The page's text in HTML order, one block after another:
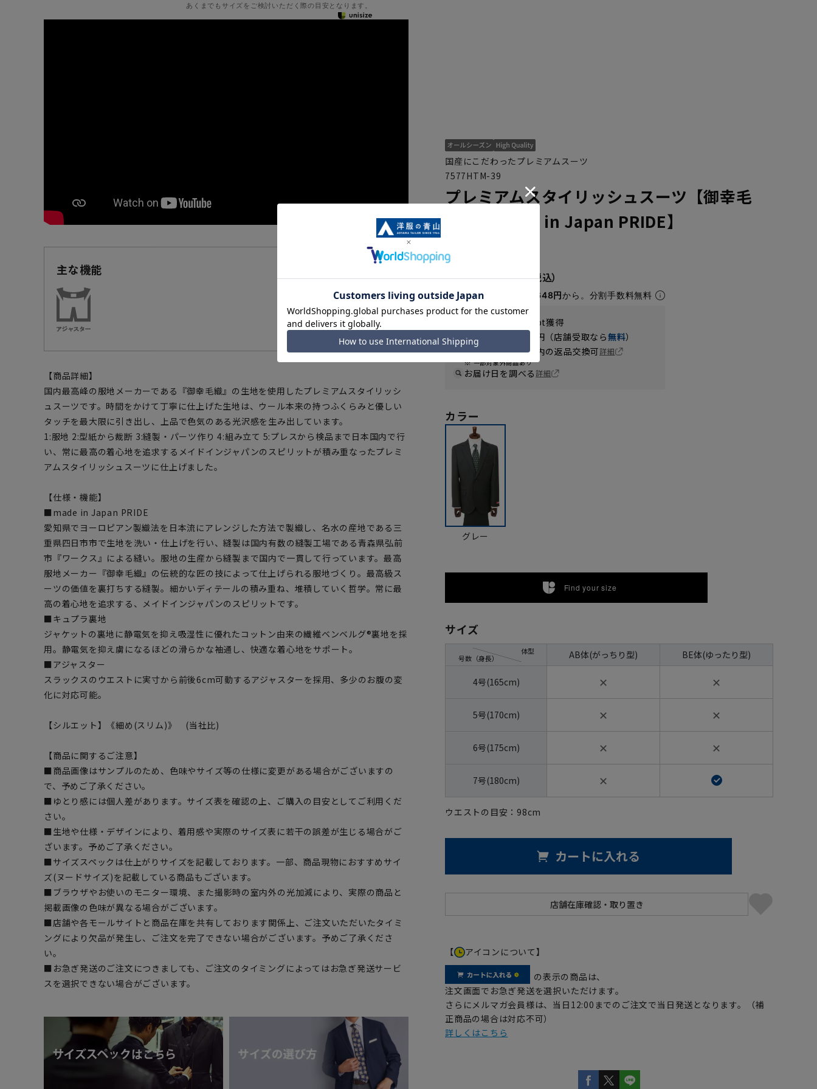
あくまでもサイズをご検討いただく際の目安となります。
主な機能
【商品詳細】
国内最高峰の服地メーカーである『御幸毛織』の生地を使用したプレミアムスタイリッシ
ュスーツです。時間をかけて丁寧に仕上げた生地は、ウール本来の持つふくらみと優しい
タッチを最大限に引き出し、上品で色気のある光沢感を生み出しています。
1:服地 2:型紙から裁断 3:縫製・パーツ作り 4:組み立て 5:プレスから検品まで日本国内で行
い、常に最高の着心地を追求するメイドインジャパンのスピリットが積み重なったプレミ
アムスタイリッシュスーツに仕上げました。
【仕様・機能】
■made in Japan PRIDE
愛知県でヨーロピアン製織法を日本流にアレンジした方法で製織し、名水の産地である三
重県四日市市で生地を洗い・仕上げを行い、縫製は国内有数の縫製工場である青森県弘前
市『ワークス』による縫い。服地の生産から縫製まで国内で一貫して行っています。最高
服地メーカー『御幸毛織』の伝統的な匠の技によって仕上げられる服地づくり。最高級ス
ーツの価値を裏打ちする縫製。細かいディテールの積み重ね、堆積していく哲学。常に最
高の着心地を追求する、メイドインジャパンのスピリットです。
■キュプラ裏地
ジャケットの裏地に静電気を抑え吸湿性に優れたコットン由来の繊維ベンベルグ®裏地を採
用。静電気を抑え虜になるほどの滑らかな袖通し、快適な着心地をサポート。
■アジャスター
スラックスのウエストに実寸から前後6cm可動するアジャスターを採用、多少のお腹の変
化に対応可能。
【シルエット】《細め(スリム)》 (当社比)
【商品に関するご注意】
■商品画像はサンプルのため、色味やサイズ等の仕様に変更がある場合がございますの
で、予めご了承ください。
■ゆとり感には個人差があります。サイズ表を確認の上、ご購入の目安としてご利用くだ
さい。
■生地や仕様・デザインにより、着用感や実際のサイズ表に若干の誤差が生じる場合がご
ざいます。予めご了承ください。
■サイズスペックは仕上がりサイズを記載しております。一部、商品現物におすすめサイ
ズ(ヌードサイズ)を記載している商品もございます。
■ブラウザやお使いのモニター環境、また撮影時の室内外の光加減により、実際の商品と
掲載画像の色味が異なる場合がございます。
■店舗や各モールサイトと商品在庫を共有しております関係上、ご注文いただいたタイミ
ングにより欠品が発生し、ご注文を完了できない場合がございます。予めご了承くださ
い。
■お急ぎ発送のご注文につきましても、ご注文のタイミングによってはお急ぎ発送サービ
スを選択できない場合がございます。
国産にこだわったプレミアムスーツ
7577HTM-39
プレミアムスタイリッシュスーツ【御幸毛
織】【made in Japan PRIDE】
87,890円
月々14,648円から。分割手数料無料
pt獲得
送料 全国一律
円（店舗受取なら無料）
お届けから8日以内の返品交換可詳細
一部対象外商品あり
お届け日を調べる詳細
カラー
グレー
Find your size
サイズ
号数（身長）
体型 AB体(がっちり型) BE体(ゆったり型)
4号(165cm) ✕ ✕
5号(170cm) ✕ ✕
6号(175cm) ✕ ✕
7号(180cm) ✕
ウエストの目安： 98cm
カートに入れる
【 アイコンについて】
の表示の商品は、
注文画面でお急ぎ発送を選択いただけます。
さらにメルマガ会員様は、当日12:00までのご注文で当日発送となります。（補
正商品の場合は対応不可）
詳しくはこちら